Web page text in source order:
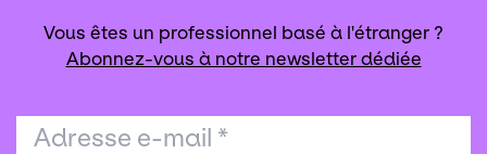
Vous êtes un professionnel basé à l'étranger ?
Abonnez-vous à notre newsletter dédiée
Adresse e-mail *